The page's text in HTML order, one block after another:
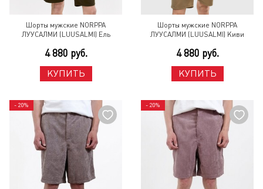
Шорты мужские NORPPA
ЛУУСАЛМИ (LUUSALMI) Ель
4 880 руб.
КУПИТЬ
Шорты мужские NORPPA
ЛУУСАЛМИ (LUUSALMI) Киви
4 880 руб.
КУПИТЬ
- 20% - 20%